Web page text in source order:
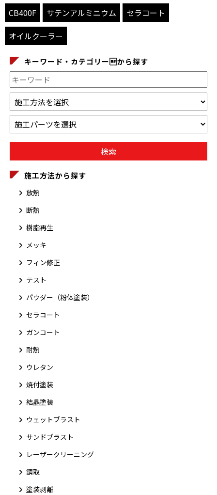
CB400F
サテンアルミニウム
セラコート
オイルクーラー
キーワード・カテゴリーから探す
施工方法から探す
放熱
断熱
樹脂再生
メッキ
フィン修正
テスト
パウダー（粉体塗装）
セラコート
ガンコート
耐熱
ウレタン
焼付塗装
結晶塗装
ウェットブラスト
サンドブラスト
レーザークリーニング
錆取
塗装剥離